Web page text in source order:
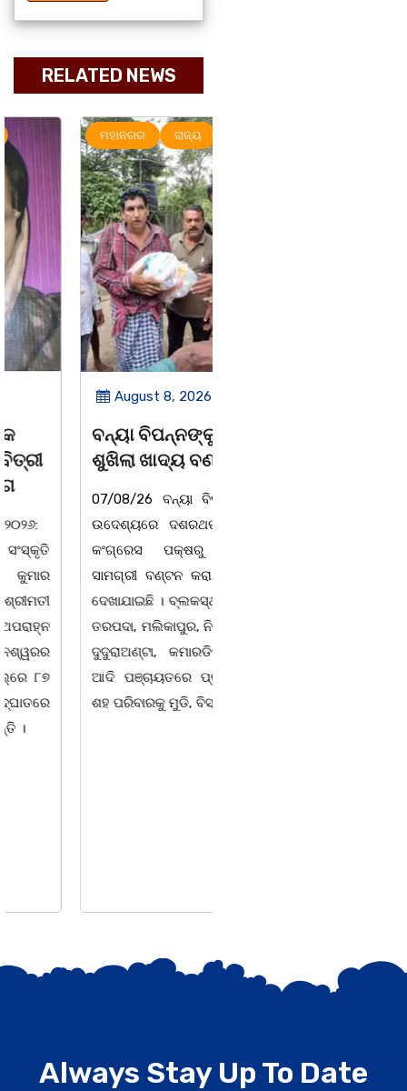
RELATED NEWS
ରାଜ୍ୟ
August 8, 2026
ବନ୍ୟା ବିପନ୍ନଙ୍କୁ
ଶୁଖିଲା ଖାଦ୍ୟ ବଣ୍ଟନ
07/08/26 ବନ୍ୟା ବିପନ୍ନଙ୍କ
ଉଦେଶ୍ୟରେ ଦଶରଥପୁର ଯୁବ
କଂଗ୍ରେସ ପକ୍ଷରୁ ରିଲିଫ
ସାମଗ୍ରୀ ବଣ୍ଟନ କରାଯାଇଥିବା
ଦେଖାଯାଇଛି । ବ୍ଲକସ୍ଥ କସପା,
ତରପଦା, ମଲିକାପୁର, ନିଜାମପୁର,
ଦୁଦୁରାଅଣ୍ଟା, କମାରଡିହ, କୟାଁ
ଆଦି ପଞ୍ଚାୟତରେ ପ୍ରାୟ ୧୫
ଶହ ପରିବାରକୁ ମୁଡି, ବିସ୍କୁଟ,
Always Stay Up To Date